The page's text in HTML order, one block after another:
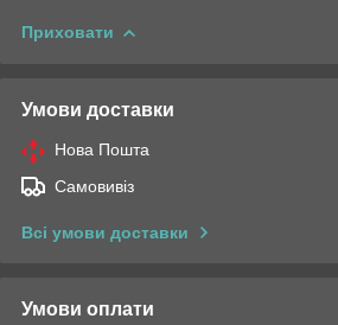
Приховати
Умови доставки
Нова Пошта
Самовивіз
Всі умови доставки
Умови оплати